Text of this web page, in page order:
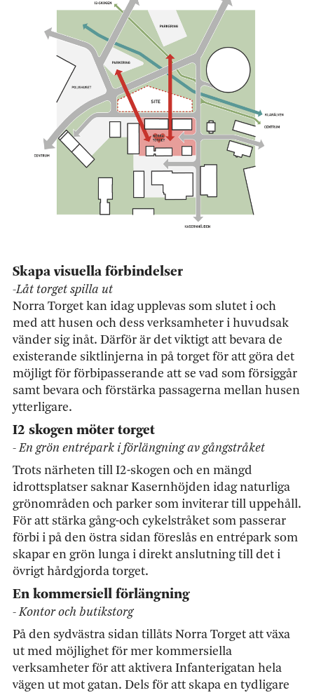
Skapa visuella förbindelser
-Låt torget spilla ut
Norra Torget kan idag upplevas som slutet i och
med att husen och dess verksamheter i huvudsak
vänder sig inåt. Därför är det viktigt att bevara de
existerande siktlinjerna in på torget för att göra det
möjligt för förbipasserande att se vad som försiggår
samt bevara och förstärka passagerna mellan husen
ytterligare.
I2 skogen möter torget
- En grön entrépark i förlängning av gångstråket
Trots närheten till I2-skogen och en mängd
idrottsplatser saknar Kasernhöjden idag naturliga
grönområden och parker som inviterar till uppehåll.
För att stärka gång-och cykelstråket som passerar
förbi i på den östra sidan föreslås en entrépark som
skapar en grön lunga i direkt anslutning till det i
övrigt hårdgjorda torget.
En kommersiell förlängning
- Kontor och butikstorg
På den sydvästra sidan tillåts Norra Torget att växa
ut med möjlighet för mer kommersiella
verksamheter för att aktivera Infanterigatan hela
vägen ut mot gatan. Dels för att skapa en tydligare